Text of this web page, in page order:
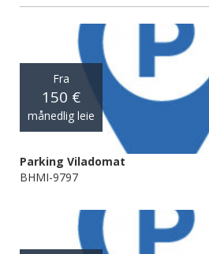
Fra
150 €
månedlig leie
Parking Viladomat
BHMI-9797